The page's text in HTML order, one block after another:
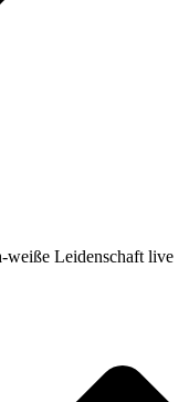
weiße Leidenschaft live